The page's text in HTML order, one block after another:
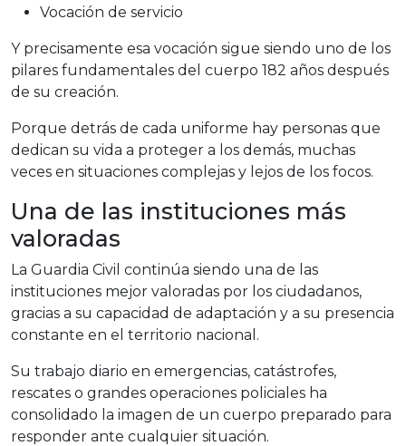
Vocación de servicio
Y precisamente esa vocación sigue siendo uno de los
pilares fundamentales del cuerpo 182 años después
de su creación.
Porque detrás de cada uniforme hay personas que
dedican su vida a proteger a los demás, muchas
veces en situaciones complejas y lejos de los focos.
Una de las instituciones más
valoradas
La Guardia Civil continúa siendo una de las
instituciones mejor valoradas por los ciudadanos,
gracias a su capacidad de adaptación y a su presencia
constante en el territorio nacional.
Su trabajo diario en emergencias, catástrofes,
rescates o grandes operaciones policiales ha
consolidado la imagen de un cuerpo preparado para
responder ante cualquier situación.